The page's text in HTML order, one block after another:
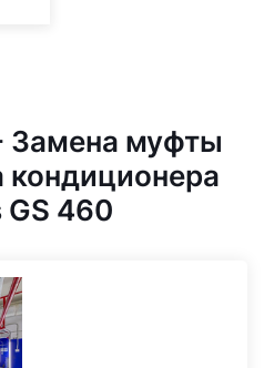
Замена муфты
кондиционера
GS 460